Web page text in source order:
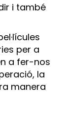
i també
per a
a fer-nos
la
manera